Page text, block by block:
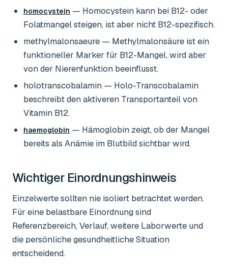
homocystein — Homocystein kann bei B12- oder
Folatmangel steigen, ist aber nicht B12-spezifisch.
methylmalonsaeure — Methylmalonsäure ist ein
funktioneller Marker für B12-Mangel, wird aber
von der Nierenfunktion beeinflusst.
holotranscobalamin — Holo-Transcobalamin
beschreibt den aktiveren Transportanteil von
Vitamin B12.
haemoglobin — Hämoglobin zeigt, ob der Mangel
bereits als Anämie im Blutbild sichtbar wird.
Wichtiger Einordnungshinweis
Einzelwerte sollten nie isoliert betrachtet werden.
Für eine belastbare Einordnung sind
Referenzbereich, Verlauf, weitere Laborwerte und
die persönliche gesundheitliche Situation
entscheidend.